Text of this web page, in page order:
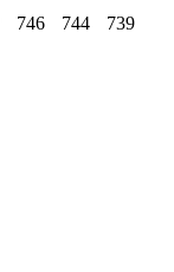
746 744 739